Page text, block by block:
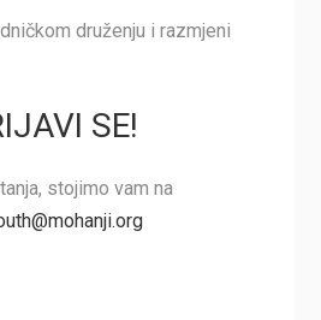
druženju i razmjeni
SE!
stojimo vam na